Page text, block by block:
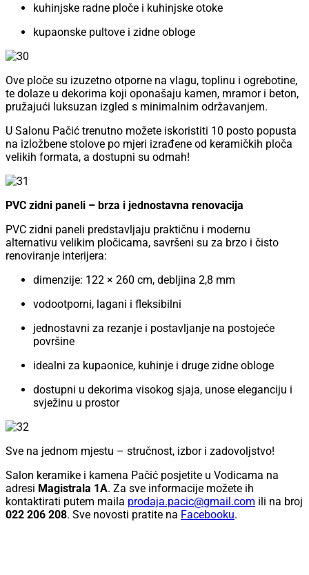
kuhinjske radne ploče i kuhinjske otoke
kupaonske pultove i zidne obloge
Ove ploče su izuzetno otporne na vlagu, toplinu i ogrebotine,
te dolaze u dekorima koji oponašaju kamen, mramor i beton,
pružajući luksuzan izgled s minimalnim održavanjem.
U Salonu Pačić trenutno možete iskoristiti 10 posto popusta
na izložbene stolove po mjeri izrađene od keramičkih ploča
velikih formata, a dostupni su odmah!
PVC zidni paneli – brza i jednostavna renovacija
PVC zidni paneli predstavljaju praktičnu i modernu
alternativu velikim pločicama, savršeni su za brzo i čisto
renoviranje interijera:
dimenzije: 122 × 260 cm, debljina 2,8 mm
vodootporni, lagani i fleksibilni
jednostavni za rezanje i postavljanje na postojeće
površine
idealni za kupaonice, kuhinje i druge zidne obloge
dostupni u dekorima visokog sjaja, unose eleganciju i
svježinu u prostor
Sve na jednom mjestu – stručnost, izbor i zadovoljstvo!
Salon keramike i kamena Pačić posjetite u Vodicama na
adresi Magistrala 1A. Za sve informacije možete ih
kontaktirati putem maila prodaja.pacic@gmail.com ili na broj
022 206 208. Sve novosti pratite na Facebooku.